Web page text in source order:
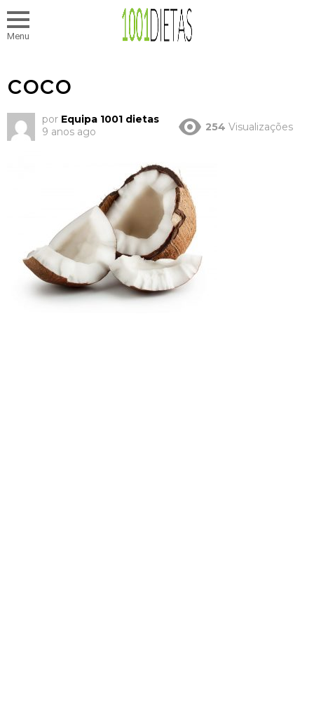
Menu
coco
por Equipa 1001 dietas
9 anos ago
254 Visualizações